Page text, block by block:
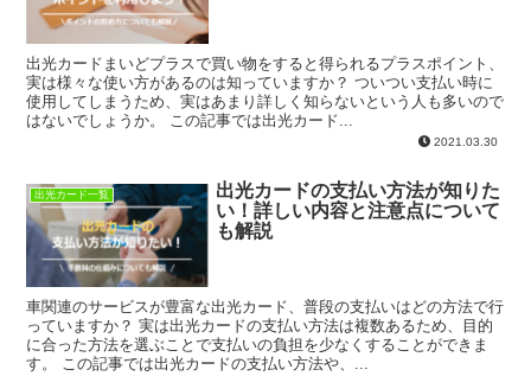
出光カードまいどプラスで買い物をすると得られるプラスポイント、
実は様々な使い方があるのは知っていますか？ ついつい支払い時に
使用してしまうため、実はあまり詳しく知らないという人も多いので
はないでしょうか。 この記事では出光カード...
2021.03.30
出光カード一覧
出光カードの支払い方法が知りた
い！詳しい内容と注意点について
も解説
車関連のサービスが豊富な出光カード、普段の支払いはどの方法で行
っていますか？ 実は出光カードの支払い方法は複数あるため、目的
に合った方法を選ぶことで支払いの負担を少なくすることができま
す。 この記事では出光カードの支払い方法や、...